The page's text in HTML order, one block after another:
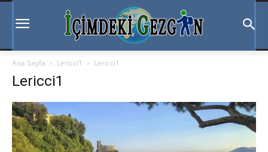
Ana Sayfa Lericci1 Lericci1
Lericci1